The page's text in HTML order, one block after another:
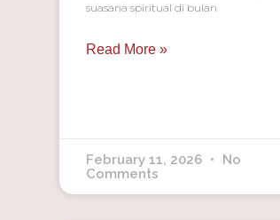
suasana spiritual di bulan
Read More »
February 11, 2026
No
Comments